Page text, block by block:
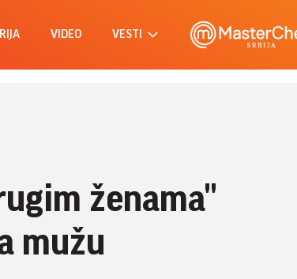
VIDEO VESTI
ženama"
mužu